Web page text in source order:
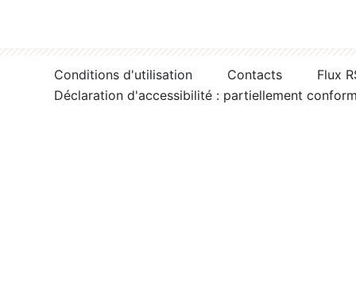
Conditions d'utilisation Contacts
Flux
Déclaration d'accessibilité : partiellement